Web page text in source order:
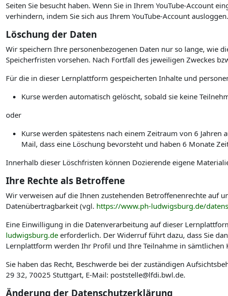
Seiten Sie besucht haben. Wenn Sie in Ihrem YouTube-Account
verhindern, indem Sie sich aus Ihrem YouTube-Account
Löschung der Daten
Wir speichern Ihre personenbezogenen Daten nur so lange, wie
Speicherfristen vorsehen. Nach Fortfall des jeweiligen Zweckes
Für die in dieser Lernplattform gespeicherten Inhalte und
Kurse werden automatisch gelöscht, sobald sie keine
oder
Kurse werden spätestens nach einem Zeitraum von 6
Mail, dass eine Löschung bevorsteht und haben 6 Monate
Innerhalb dieser Löschfristen können Dozierende eigene
Ihre Rechte als Betroffene
Wir verweisen auf die Ihnen zustehenden Betroffenenrechte auf
Datenübertragbarkeit (vgl. https://www.ph-ludwigsburg.de/
Eine Einwilligung in die Datenverarbeitung auf dieser
ludwigsburg.de erforderlich. Der Widerruf führt dazu, dass Sie
Lernplattform werden Ihr Profil und Ihre Teilnahme in
Sie haben das Recht, Beschwerde bei der zuständigen
29 32, 70025 Stuttgart, E-Mail: poststelle@lfdi.bwl.de.
Änderung der Datenschutzerklärung